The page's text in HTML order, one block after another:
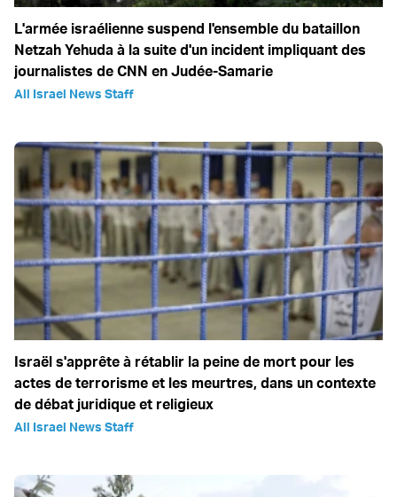
L'armée israélienne suspend l'ensemble du bataillon
Netzah Yehuda à la suite d'un incident impliquant des
journalistes de CNN en Judée-Samarie
All Israel News Staff
Israël s'apprête à rétablir la peine de mort pour les
actes de terrorisme et les meurtres, dans un contexte
de débat juridique et religieux
All Israel News Staff